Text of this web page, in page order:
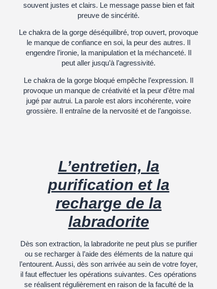
souvent justes et clairs. Le message passe bien et fait
preuve de sincérité.
Le chakra de la gorge déséquilibré, trop ouvert, provoque
le manque de confiance en soi, la peur des autres. Il
engendre l’ironie, la manipulation et la méchanceté. Il
peut aller jusqu’à l’agressivité.
Le chakra de la gorge bloqué empêche l’expression. Il
provoque un manque de créativité et la peur d’être mal
jugé par autrui. La parole est alors incohérente, voire
grossière. Il entraîne de la nervosité et de l’angoisse.
L’entretien, la
purification et la
recharge de la
labradorite
Dès son extraction, la labradorite ne peut plus se purifier
ou se recharger à l’aide des éléments de la nature qui
l’entourent. Aussi, dès son arrivée au sein de votre foyer,
il faut effectuer les opérations suivantes. Ces opérations
se réalisent régulièrement en raison de la faculté de la